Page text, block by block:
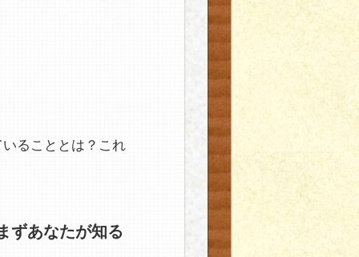
ることとは？これ
ずあなたが知る